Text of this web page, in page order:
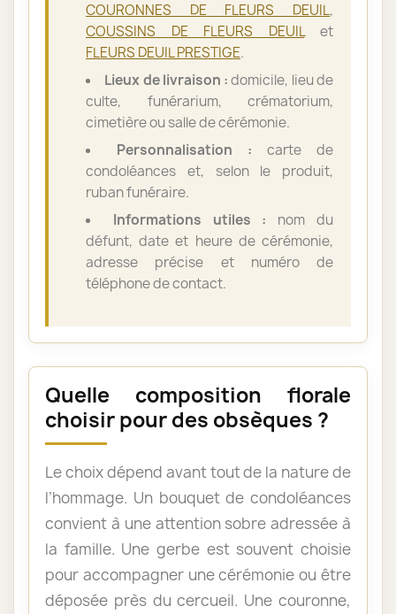
COURONNES DE FLEURS DEUIL,
COUSSINS DE FLEURS DEUILet
FLEURS DEUIL PRESTIGE.
Lieux de livraison :domicile, lieu de
culte, funérarium, crématorium,
cimetière ou salle de cérémonie.
Personnalisation : carte de
condoléances et, selon le produit,
ruban funéraire.
Informations utiles : nom du
défunt, date et heure de cérémonie,
adresse précise et numéro de
téléphone de contact.
Quelle composition florale
choisir pour des obsèques ?
Le choix dépend avant tout de la nature de
l’hommage. Un bouquet de condoléances
convient à une attention sobre adressée à
la famille. Une gerbe est souvent choisie
pour accompagner une cérémonie ou être
déposée près du cercueil. Une couronne,